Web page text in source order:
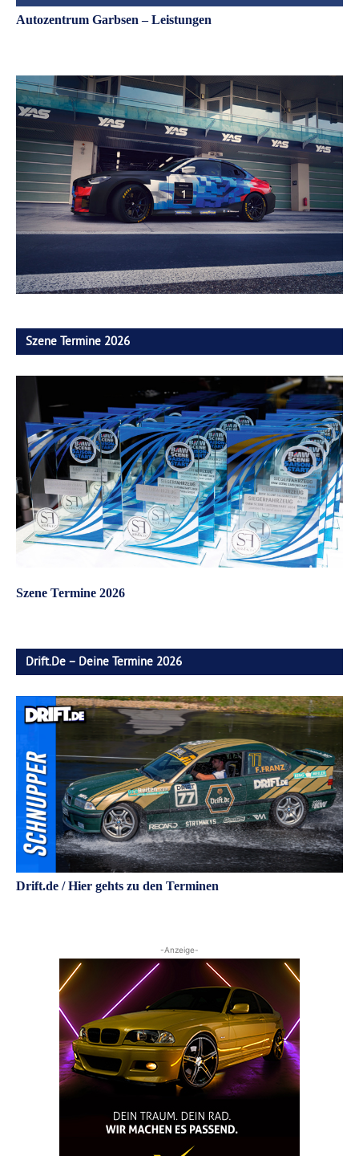
Autozentrum Garbsen – Leistungen
Szene Termine 2026
Szene Termine 2026
Drift.de – Deine Termine 2026
Drift.de / Hier gehts zu den Terminen
-Anzeige-